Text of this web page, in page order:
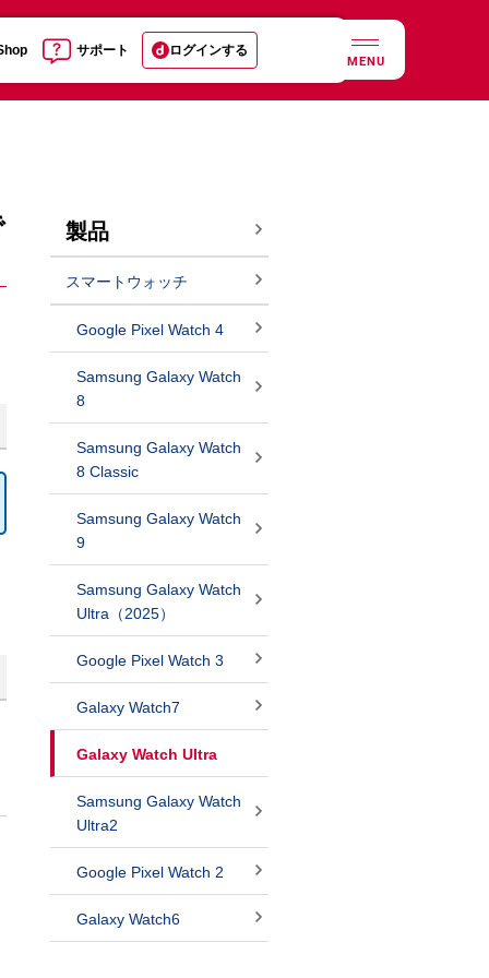
サポート ログインする
MENU
製品
スマートウォッチ
Google Pixel Watch 4
Samsung Galaxy Watch
8
Samsung Galaxy Watch
8 Classic
Samsung Galaxy Watch
9
Samsung Galaxy Watch
Ultra（2025）
Google Pixel Watch 3
Galaxy Watch7
Galaxy Watch Ultra
Samsung Galaxy Watch
Ultra2
Google Pixel Watch 2
Galaxy Watch6